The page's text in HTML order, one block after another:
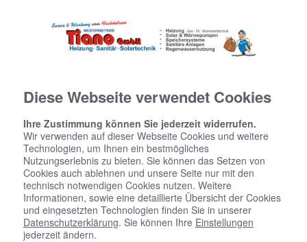
Ihr Budgetkalkulator Bad
Diese Webseite verwendet Cookies
Ihre Zustimmung können Sie jederzeit widerrufen.
Wir verwenden auf dieser Webseite Cookies und weitere
Technologien, um Ihnen ein bestmögliches
Nutzungserlebnis zu bieten. Sie können das Setzen von
Cookies auch ablehnen und unsere Seite nur mit den
technisch notwendigen Cookies nutzen. Weitere
Informationen, sowie eine detaillierte Übersicht der Cookies
und eingesetzten Technologien finden Sie in unserer
Datenschutzerklärung. Sie können Ihre Einstellungen
jederzeit ändern.